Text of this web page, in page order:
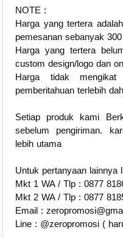
NOTE :
Harga yang tertera
pemesanan sebanyak
Harga yang tertera
custom design/logo dan
Harga tidak
pemberitahuan terlebih
Setiap produk kami
sebelum pengiriman.
lebih utama
Untuk pertanyaan lainnya
Mkt 1 WA / Tlp : 0877
Mkt 2 WA / Tlp : 0877
Email :
Line : @zeropromosi (